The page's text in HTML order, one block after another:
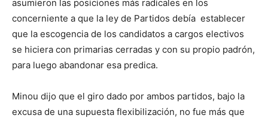
asumieron las posiciones más radicales en los
concerniente a que la ley de Partidos debía establecer
que la escogencia de los candidatos a cargos electivos
se hiciera con primarias cerradas y con su propio padrón,
para luego abandonar esa predica.
Minou dijo que el giro dado por ambos partidos, bajo la
excusa de una supuesta flexibilización, no fue más que